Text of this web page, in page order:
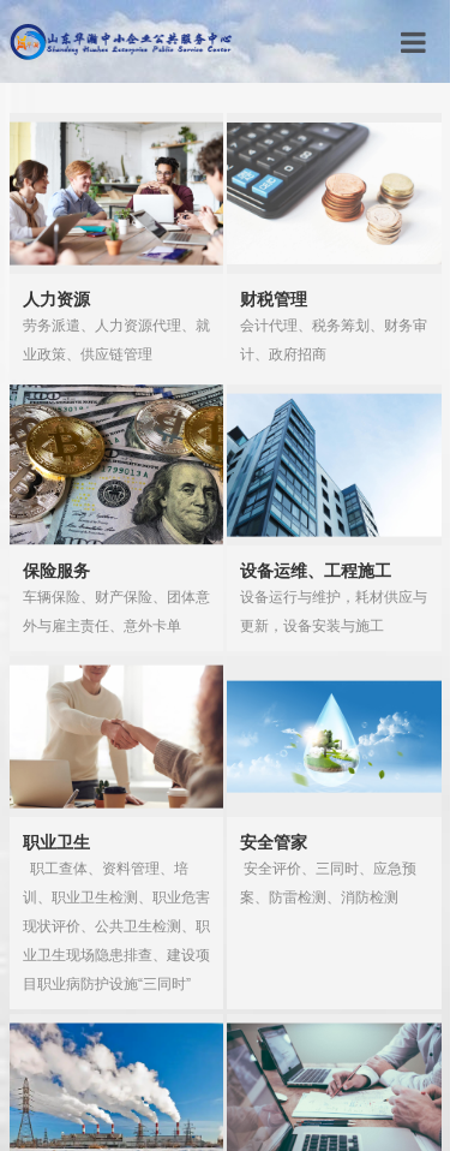
首
人力资源
劳务派遣、人力资源代理、就
业政策、供应链管理
财税管理
会计代理、税务筹划、财务审
计、政府招商
保险服务
车辆保险、财产保险、团体意
外与雇主责任、意外卡单
设备运维、工程施工
设备运行与维护，耗材供应与
职业卫生
训、职业卫生检测、职业危害
现状评价、公共卫生检测、职
业卫生现场隐患排查、建设项
目职业病防护设施“三同时”
安全管家
安全评价、三同时、应急预